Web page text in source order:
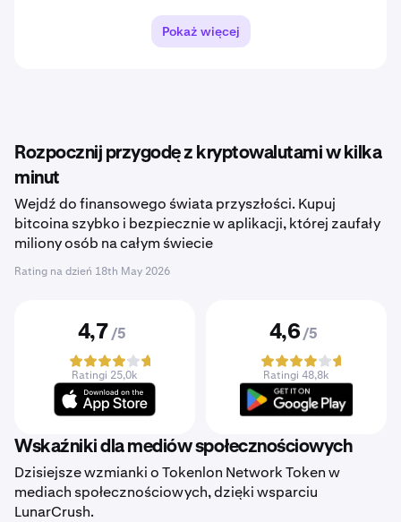
Pokaż więcej
Rozpocznij przygodę z kryptowalutami w kilka
minut
Wejdź do finansowego świata przyszłości. Kupuj
bitcoina szybko i bezpiecznie w aplikacji, której zaufały
miliony osób na całym świecie
Rating na dzień 18th May 2026
4,7 /5
Ratingi 25,0k
4,6 /5
Ratingi 48,8k
Wskaźniki dla mediów społecznościowych
Dzisiejsze wzmianki o Tokenlon Network Token w
mediach społecznościowych, dzięki wsparciu
LunarCrush.